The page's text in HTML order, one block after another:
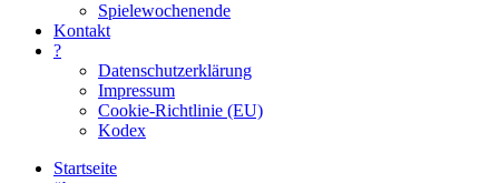
Spielewochenende
Kontakt
?
Datenschutzerklärung
Impressum
Cookie-Richtlinie (EU)
Kodex
Startseite